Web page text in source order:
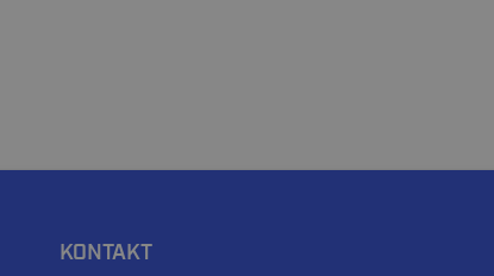
KONTAKT